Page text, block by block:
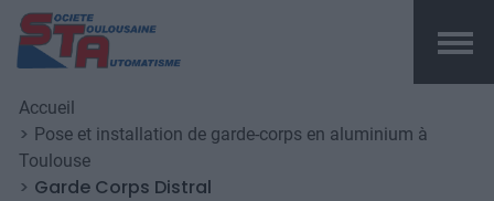
Aller au contenu principal
Fil d'Ariane
Accueil
Pose et installation de garde-corps en aluminium à
Toulouse
Garde Corps Distral